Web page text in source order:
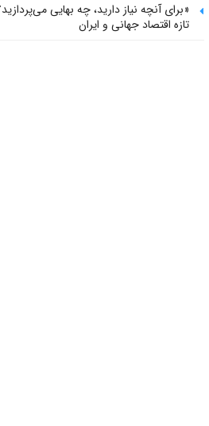
«برای آنچه نیاز دارید، چه بهایی
تازه اقتصاد جهانی و ایران